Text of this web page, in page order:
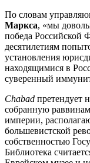
По словам
Маркса, «мы
победа Российской
десятилетиям
установления
находящимися в
суверенный
Chabad претендует
собранную
империи,
большевистской
собственностью
Библиотека